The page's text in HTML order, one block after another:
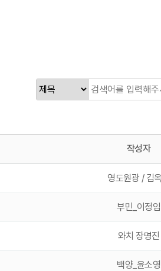
작성자
영도원광 / 김
부민_이정임
와치 장명진
백양_윤소영